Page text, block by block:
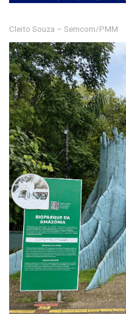
Cleito Souza – Semcom/PMM